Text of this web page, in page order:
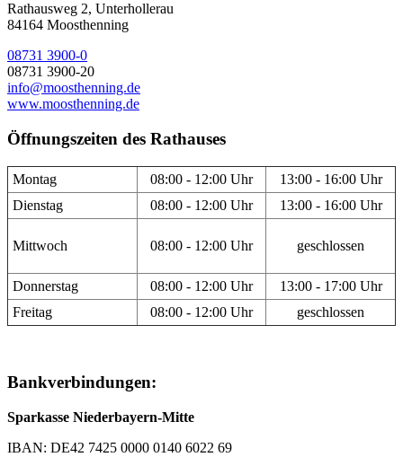
Rathausweg 2, Unterhollerau
84164 Moosthenning
08731 3900-0
08731 3900-20
info@moosthenning.de
www.moosthenning.de
Öffnungszeiten des Rathauses
Montag 08:00 - 12:00 Uhr
13:00 - 16:00 Uhr
Dienstag
08:00 - 12:00 Uhr 13:00 - 16:00 Uhr
Mittwoch 08:00 - 12:00 Uhr geschlossen
Donnerstag 08:00 - 12:00 Uhr
13:00 - 17:00 Uhr
Freitag
08:00 - 12:00 Uhr geschlossen
Bankverbindungen:
Sparkasse Niederbayern-Mitte
IBAN: DE42 7425 0000 0140 6022 69